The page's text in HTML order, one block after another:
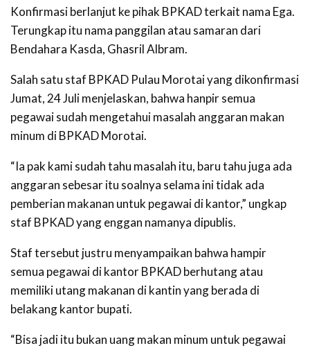
Konfirmasi berlanjut ke pihak BPKAD terkait nama Ega.
Terungkap itu nama panggilan atau samaran dari
Bendahara Kasda, Ghasril Albram.
Salah satu staf BPKAD Pulau Morotai yang dikonfirmasi
Jumat, 24 Juli menjelaskan, bahwa hanpir semua
pegawai sudah mengetahui masalah anggaran makan
minum di BPKAD Morotai.
“Ia pak kami sudah tahu masalah itu, baru tahu juga ada
anggaran sebesar itu soalnya selama ini tidak ada
pemberian makanan untuk pegawai di kantor,” ungkap
staf BPKAD yang enggan namanya dipublis.
Staf tersebut justru menyampaikan bahwa hampir
semua pegawai di kantor BPKAD berhutang atau
memiliki utang makanan di kantin yang berada di
belakang kantor bupati.
“Bisa jadi itu bukan uang makan minum untuk pegawai